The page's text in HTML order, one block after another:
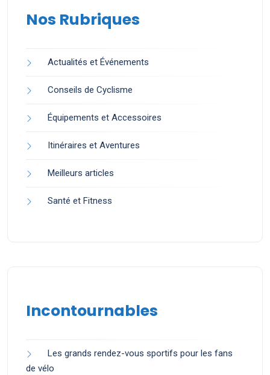
Nos Rubriques
Actualités et Événements
Conseils de Cyclisme
Équipements et Accessoires
Itinéraires et Aventures
Meilleurs articles
Santé et Fitness
Incontournables
Les grands rendez-vous sportifs pour les fans
de vélo